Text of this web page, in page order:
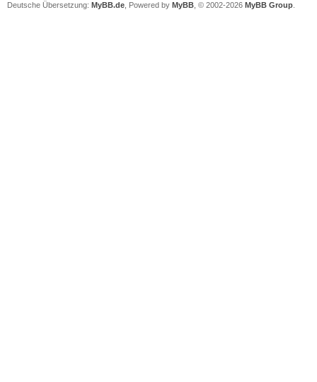
Deutsche Übersetzung: MyBB.de , Powered by MyBB , © 2002-2026 MyBB Group